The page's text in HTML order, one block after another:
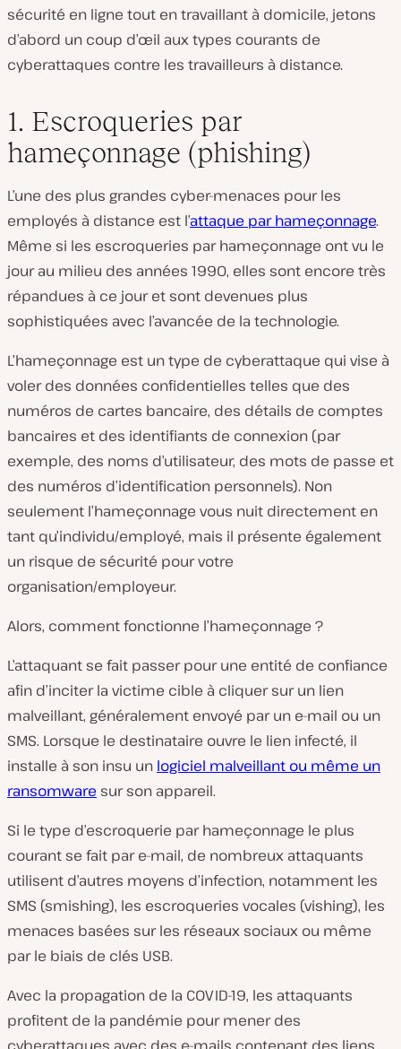
sécurité en ligne tout en travaillant à domicile, jetons
d’abord un coup d’œil aux types courants de
cyberattaques contre les travailleurs à distance.
1. Escroqueries par
hameçonnage (phishing)
L’une des plus grandes cyber-menaces pour les
employés à distance est l’attaque par hameçonnage.
Même si les escroqueries par hameçonnage ont vu le
jour au milieu des années 1990, elles sont encore très
répandues à ce jour et sont devenues plus
sophistiquées avec l’avancée de la technologie.
L’hameçonnage est un type de cyberattaque qui vise à
voler des données confidentielles telles que des
numéros de cartes bancaire, des détails de comptes
bancaires et des identifiants de connexion (par
exemple, des noms d’utilisateur, des mots de passe et
des numéros d’identification personnels). Non
seulement l’hameçonnage vous nuit directement en
tant qu’individu/employé, mais il présente également
un risque de sécurité pour votre
organisation/employeur.
Alors, comment fonctionne l’hameçonnage ?
L’attaquant se fait passer pour une entité de confiance
afin d’inciter la victime cible à cliquer sur un lien
malveillant, généralement envoyé par un e-mail ou un
SMS. Lorsque le destinataire ouvre le lien infecté, il
installe à son insu un logiciel malveillant ou même un
ransomware sur son appareil.
Si le type d’escroquerie par hameçonnage le plus
courant se fait par e-mail, de nombreux attaquants
utilisent d’autres moyens d’infection, notamment les
SMS (smishing), les escroqueries vocales (vishing), les
menaces basées sur les réseaux sociaux ou même
par le biais de clés USB.
Avec la propagation de la COVID-19, les attaquants
profitent de la pandémie pour mener des